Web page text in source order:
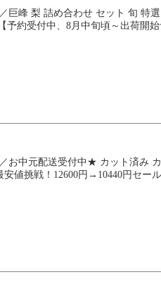
巨峰 梨 詰め合わせ セット 旬 特
約受付中、8月中旬頃～出荷開始
お中元配送受付中★ カット済み
値挑戦！12600円→10440円セー